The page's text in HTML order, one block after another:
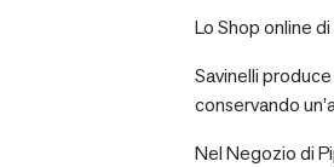
Lo Shop online
Savinelli
conservando
Nel Negozio di